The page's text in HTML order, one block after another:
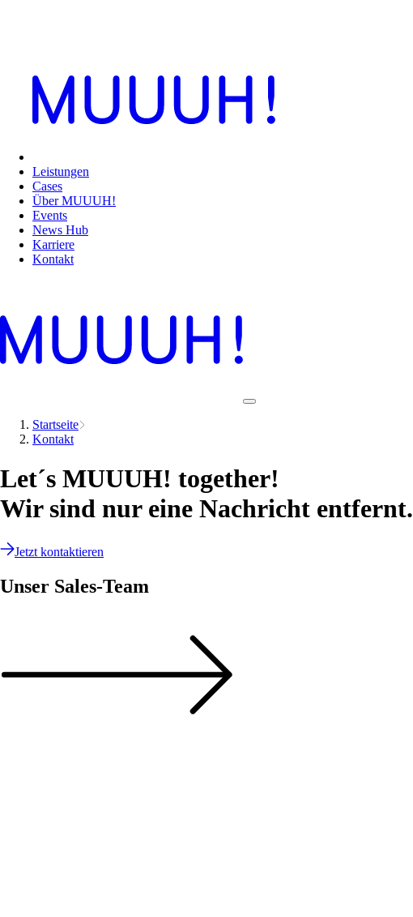
Leistungen
Cases
Über MUUUH!
Events
News Hub
Karriere
Kontakt
Startseite
Kontakt
Let´s MUUUH! together!
Wir sind nur eine Nachricht entfernt.
Jetzt kontaktieren
Unser Sales-Team